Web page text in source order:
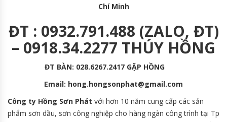
Chí Minh
ĐT : 0932.791.488 (ZALO, ĐT)
– 0918.34.2277 THÚY HỒNG
ĐT BÀN: 028.6267.2417 GẶP HỒNG
Email: hong.hongsonphat@gmail.com
Công ty Hồng Sơn Phát với hơn 10 năm cung cấp các sản
phẩm sơn dầu, sơn công nghiệp cho hàng ngàn công trình tại Tp